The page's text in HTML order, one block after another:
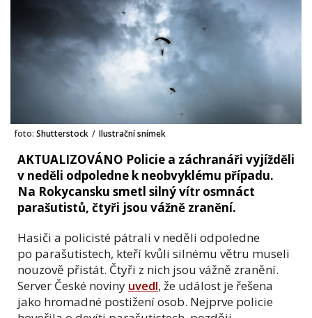
foto: Shutterstock / Ilustrační snímek
AKTUALIZOVÁNO Policie a záchranáři vyjížděli
v neděli odpoledne k neobvyklému případu.
Na Rokycansku smetl silný vítr osmnáct
parašutistů, čtyři jsou vážně zranění.
Hasiči a policisté pátrali v neděli odpoledne
po parašutistech, kteří kvůli silnému větru museli
nouzově přistát. Čtyři z nich jsou vážně zranění.
Server České noviny uvedl, že událost je řešena
jako hromadné postižení osob. Nejprve policie